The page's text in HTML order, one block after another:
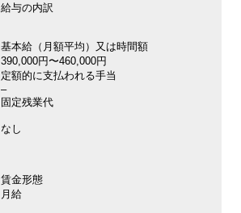
給与の内訳
基本給（月額平均）又は時間額
390,000円〜460,000円
定額的に支払われる手当
–
固定残業代
なし
賃金形態
月給